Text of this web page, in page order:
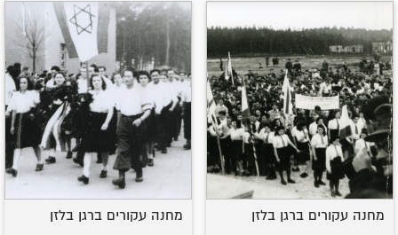
מחנה עקורים ברגן בלזן מחנה עקורים ברגן בלזן